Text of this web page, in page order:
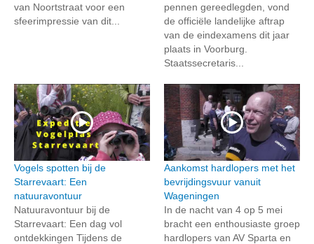
van Noortstraat voor een
sfeerimpressie van dit...
pennen gereedlegden, vond
de officiële landelijke aftrap
van de eindexamens dit jaar
plaats in Voorburg.
Staatssecretaris...
Vogels spotten bij de
Starrevaart: Een
natuuravontuur
Natuuravontuur bij de
Starrevaart: Een dag vol
ontdekkingen Tijdens de
Aankomst hardlopers met het
bevrijdingsvuur vanuit
Wageningen
In de nacht van 4 op 5 mei
bracht een enthousiaste groep
hardlopers van AV Sparta en